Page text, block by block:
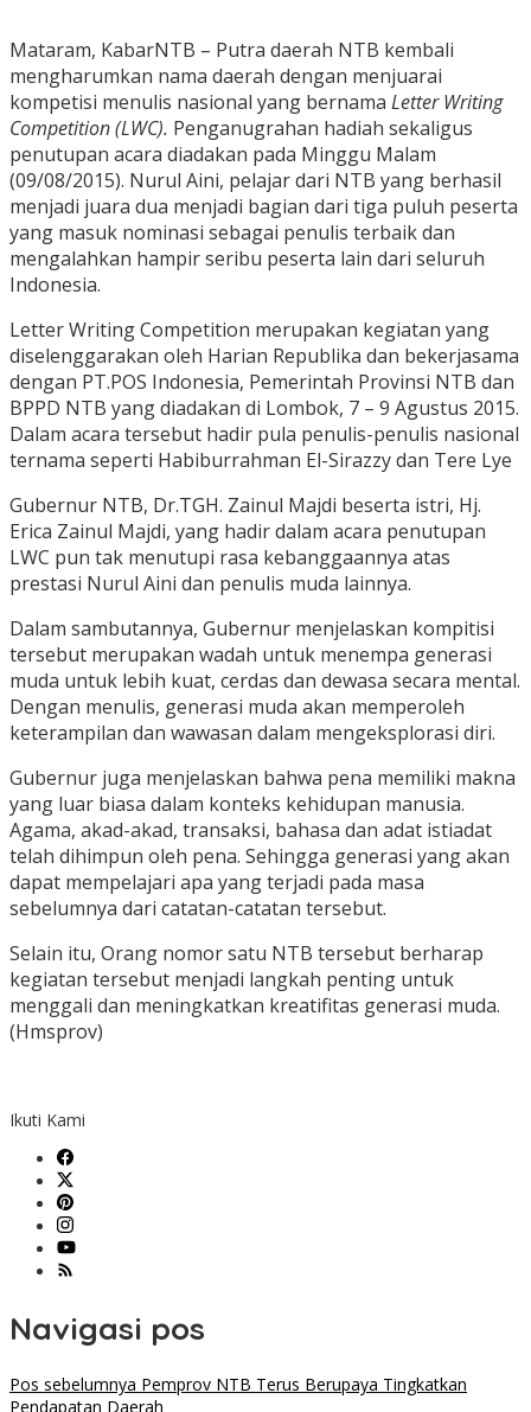
Mataram, KabarNTB – Putra daerah NTB kembali
mengharumkan nama daerah dengan menjuarai
kompetisi menulis nasional yang bernama Letter Writing
Competition (LWC). Penganugrahan hadiah sekaligus
penutupan acara diadakan pada Minggu Malam
(09/08/2015). Nurul Aini, pelajar dari NTB yang berhasil
menjadi juara dua menjadi bagian dari tiga puluh peserta
yang masuk nominasi sebagai penulis terbaik dan
mengalahkan hampir seribu peserta lain dari seluruh
Indonesia.
Letter Writing Competition merupakan kegiatan yang
diselenggarakan oleh Harian Republika dan bekerjasama
dengan PT.POS Indonesia, Pemerintah Provinsi NTB dan
BPPD NTB yang diadakan di Lombok, 7 – 9 Agustus 2015.
Dalam acara tersebut hadir pula penulis-penulis nasional
ternama seperti Habiburrahman El-Sirazzy dan Tere Lye
Gubernur NTB, Dr.TGH. Zainul Majdi beserta istri, Hj.
Erica Zainul Majdi, yang hadir dalam acara penutupan
LWC pun tak menutupi rasa kebanggaannya atas
prestasi Nurul Aini dan penulis muda lainnya.
Dalam sambutannya, Gubernur menjelaskan kompitisi
tersebut merupakan wadah untuk menempa generasi
muda untuk lebih kuat, cerdas dan dewasa secara mental.
Dengan menulis, generasi muda akan memperoleh
keterampilan dan wawasan dalam mengeksplorasi diri.
Gubernur juga menjelaskan bahwa pena memiliki makna
yang luar biasa dalam konteks kehidupan manusia.
Agama, akad-akad, transaksi, bahasa dan adat istiadat
telah dihimpun oleh pena. Sehingga generasi yang akan
dapat mempelajari apa yang terjadi pada masa
sebelumnya dari catatan-catatan tersebut.
Selain itu, Orang nomor satu NTB tersebut berharap
kegiatan tersebut menjadi langkah penting untuk
menggali dan meningkatkan kreatifitas generasi muda.
(Hmsprov)
Ikuti Kami
Navigasi pos
Pos sebelumnya Pemprov NTB Terus Berupaya Tingkatkan
Pendapatan Daerah